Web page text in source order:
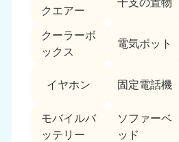
クエアー
クーラーボ
ックス
電気ポット
イヤホン 固定電話機
モバイルバ
ッテリー
ソファーベ
ッド
大分県
050-1880-9893
9:00〜19:00 年中無休
050-1880-9892